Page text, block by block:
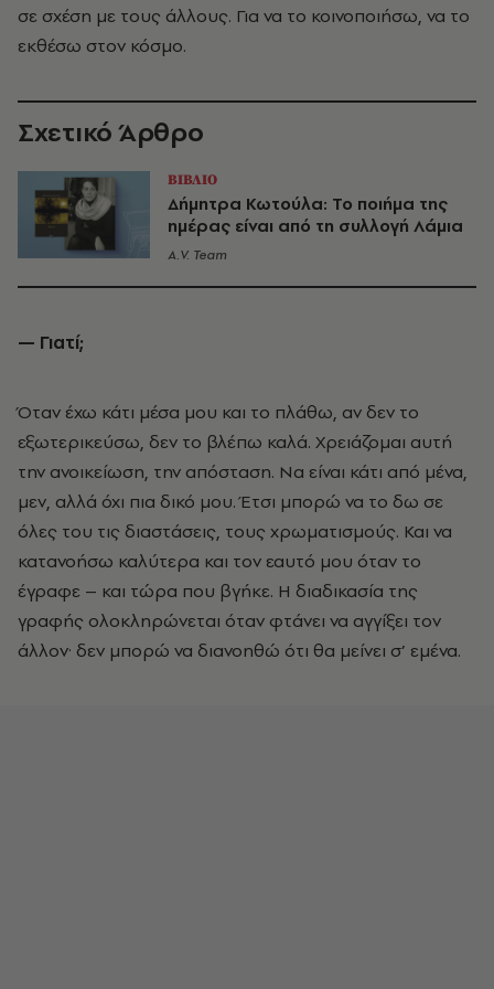
σε σχέση με τους άλλους. Για να το κοινοποιήσω, να το
εκθέσω στον κόσμο.
Σχετικό Άρθρο
ΒΙΒΛΙΟ
Δήμητρα Κωτούλα: Το ποιήμα της
ημέρας είναι από τη συλλογή Λάμια
A.V. Team
— Γιατί;
Όταν έχω κάτι μέσα μου και το πλάθω, αν δεν το
εξωτερικεύσω, δεν το βλέπω καλά. Χρειάζομαι αυτή
την ανοικείωση, την απόσταση. Να είναι κάτι από μένα,
μεν, αλλά όχι πια δικό μου. Έτσι μπορώ να το δω σε
όλες του τις διαστάσεις, τους χρωματισμούς. Και να
κατανοήσω καλύτερα και τον εαυτό μου όταν το
έγραφε – και τώρα που βγήκε. Η διαδικασία της
γραφής ολοκληρώνεται όταν φτάνει να αγγίξει τον
άλλον· δεν μπορώ να διανοηθώ ότι θα μείνει σ’ εμένα.